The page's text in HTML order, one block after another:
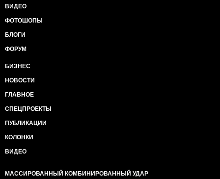
ВИДЕО
ФОТОШОПЫ
БЛОГИ
ФОРУМ
БИЗНЕС
НОВОСТИ
ГЛАВНОЕ
СПЕЦПРОЕКТЫ
ПУБЛИКАЦИИ
КОЛОНКИ
ВИДЕО
МАССИРОВАННЫЙ КОМБИНИРОВАННЫЙ УДАР